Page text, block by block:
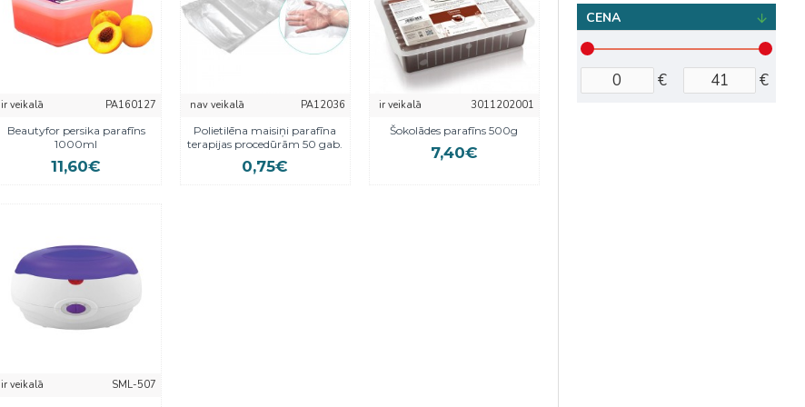
ir veikalā
PA160127
Beautyfor persika parafīns
1000ml
11,60€
nav veikalā
PA12036
Polietilēna maisiņi parafīna
terapijas procedūrām 50 gab.
0,75€
ir veikalā
3011202001
Šokolādes parafīns 500g
7,40€
ir veikalā
SML-507
CENA
€ €